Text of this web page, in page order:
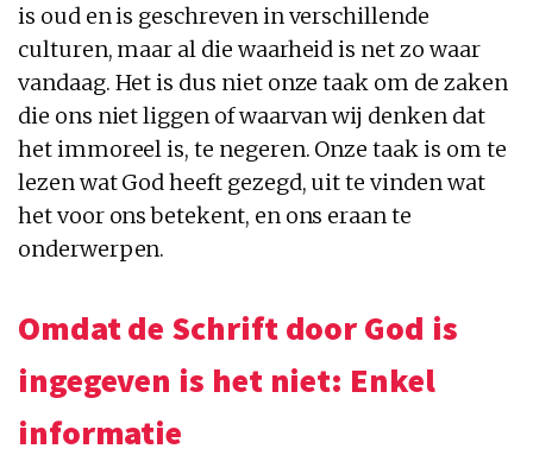
is oud en is geschreven in verschillende
culturen, maar al die waarheid is net zo waar
vandaag. Het is dus niet onze taak om de zaken
die ons niet liggen of waarvan wij denken dat
het immoreel is, te negeren. Onze taak is om te
lezen wat God heeft gezegd, uit te vinden wat
het voor ons betekent, en ons eraan te
onderwerpen.
Omdat de Schrift door God is
ingegeven is het niet: Enkel
informatie